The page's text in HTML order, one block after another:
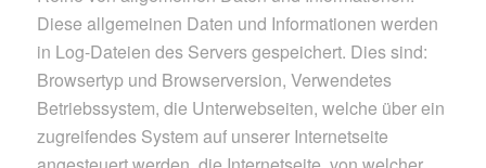
Diese allgemeinen Daten und Informationen werden
in Log-Dateien des Servers gespeichert. Dies sind:
Browsertyp und Browserversion, Verwendetes
Betriebssystem, die Unterwebseiten, welche über ein
zugreifendes System auf unserer Internetseite